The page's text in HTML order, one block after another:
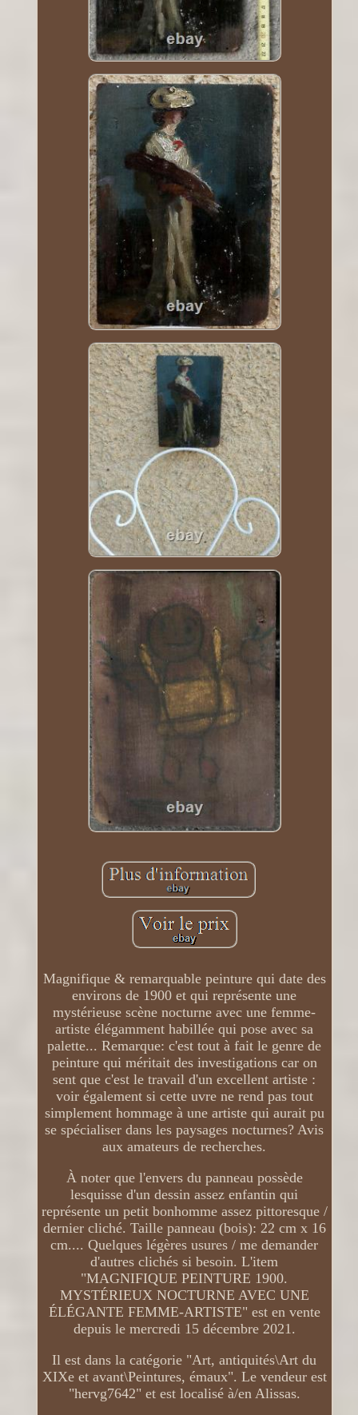
Magnifique & remarquable peinture qui date des
environs de 1900 et qui représente une
mystérieuse scène nocturne avec une femme-
artiste élégamment habillée qui pose avec sa
palette... Remarque: c'est tout à fait le genre de
peinture qui méritait des investigations car on
sent que c'est le travail d'un excellent artiste :
voir également si cette uvre ne rend pas tout
simplement hommage à une artiste qui aurait pu
se spécialiser dans les paysages nocturnes? Avis
aux amateurs de recherches.
À noter que l'envers du panneau possède
lesquisse d'un dessin assez enfantin qui
représente un petit bonhomme assez pittoresque /
dernier cliché. Taille panneau (bois): 22 cm x 16
cm.... Quelques légères usures / me demander
d'autres clichés si besoin. L'item
"MAGNIFIQUE PEINTURE 1900.
MYSTÉRIEUX NOCTURNE AVEC UNE
ÉLÉGANTE FEMME-ARTISTE" est en vente
depuis le mercredi 15 décembre 2021.
Il est dans la catégorie "Art, antiquités\Art du
XIXe et avant\Peintures, émaux". Le vendeur est
"hervg7642" et est localisé à/en Alissas.